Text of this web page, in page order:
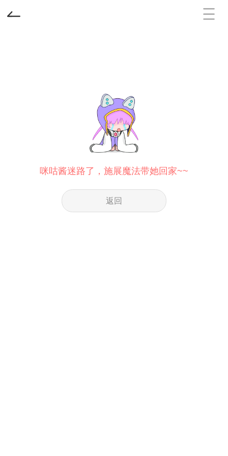
咪咕酱迷路了，施展魔法带她回家~~
返回